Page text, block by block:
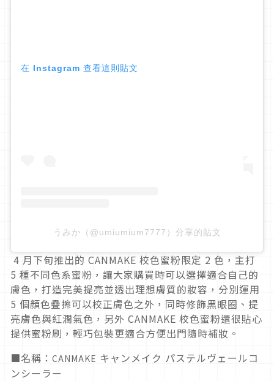
在 Instagram 查看這則貼文
うみか（@umiumium7777）分享的貼文
4 月下旬推出的 CANMAKE 校色蜜粉限定 2 色，主打
5 種不同色系蜜粉，讓大家購買時可以選擇適合自己的
膚色，打造完美提亮並透出理想膚質的妝容，分別運用
5 個顏色疊擦可以校正膚色之外，同時修飾黑眼圈、提
亮膚色與紅潤氣色，另外 CANMAKE 校色蜜粉還很貼心
提供蜜粉刷，輕巧包裝更適合方便出門隨時補妝。
■名稱： CANMAKE キャンメイク パステルヴェールコ
ンシーラー